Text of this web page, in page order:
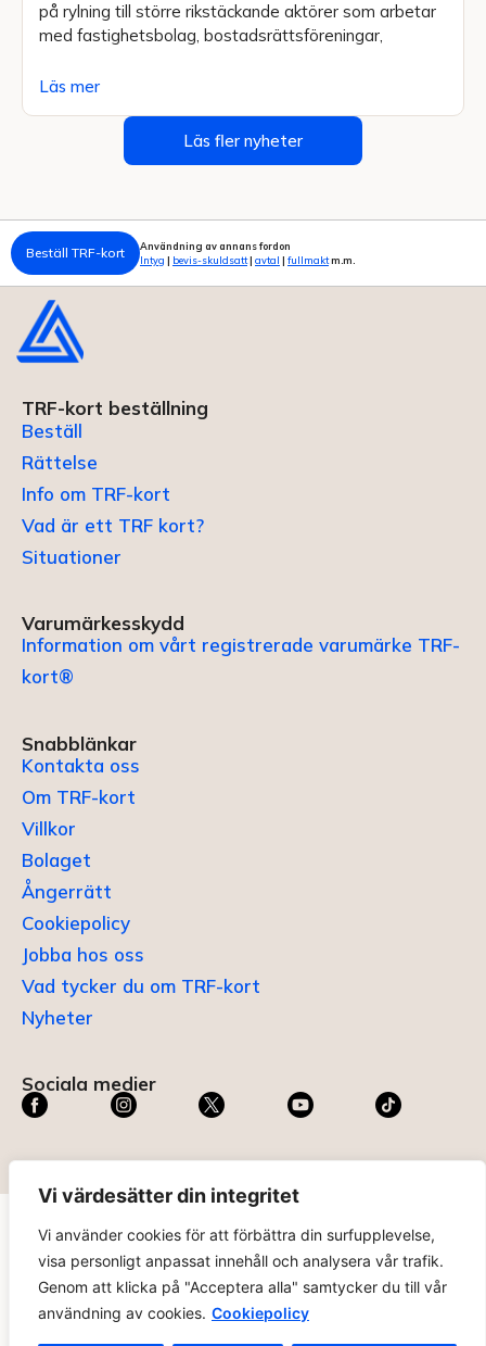
Vi värdesätter din integritet
Vi använder cookies för att förbättra din surfupplevelse,
visa personligt anpassat innehåll och analysera vår trafik.
Genom att klicka på "Acceptera alla" samtycker du till vår
användning av cookies. Cookiepolicy
på rylning till större rikstäckande aktörer som arbetar
med fastighetsbolag, bostadsrättsföreningar,
Läs mer
Läs fler nyheter
Beställ TRF-kort
Användning av annans fordon
Intyg | bevis-skuldsatt| avtal | fullmaktm.m.
TRF-kort beställning
Beställ
Rättelse
Info om TRF-kort
Vad är ett TRF kort?
Situationer
Varumärkesskydd
Information om vårt registrerade varumärke TRF-
kort®
Snabblänkar
Kontakta oss
Om TRF-kort
Villkor
Bolaget
Ångerrätt
Cookiepolicy
Jobba hos oss
Vad tycker du om TRF-kort
Nyheter
Sociala medier
TRF KORT®är ett registrerat varumärke som innehas av
ABC Digital AB (nr 636465) hosPatent- och
registreringsverket
.